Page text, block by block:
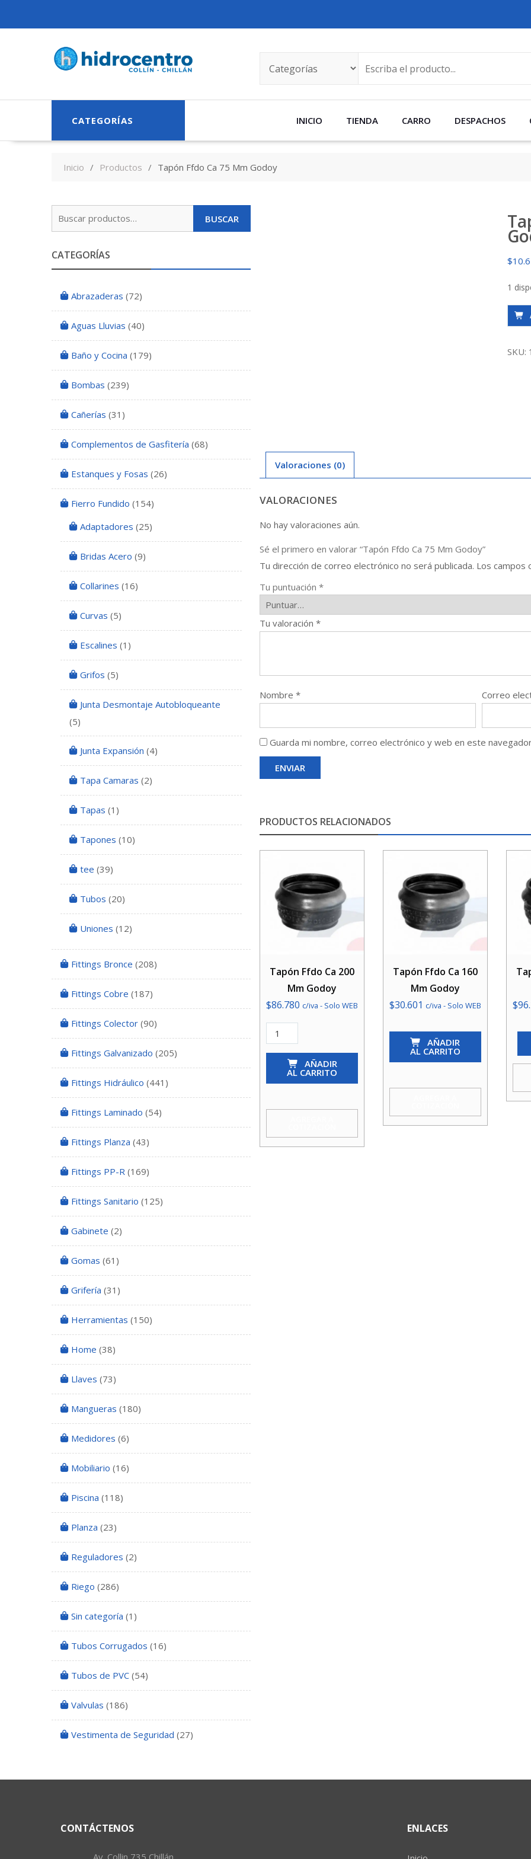
CATEGORÍAS INICIO TIENDA CARRO DESPACHOS
Inicio Productos Tapón Ffdo Ca 75 Mm Godoy
$
1
Ffdo
75
SKU:
Valoraciones (0)
VALORACIONES
No hay valoraciones aún.
Sé el primero en valorar “Tapón Ffdo Ca 75 Mm Godoy”
Tu dirección de correo electrónico no será publicada. Los campos
Tu puntuación *
Tu valoración *
Nombre * Correo
Guarda mi nombre, correo electrónico y web en este
PRODUCTOS RELACIONADOS
Tapón Ffdo Ca 200
Mm Godoy
$86.780 c/iva - Solo WEB
Tapón
Ffdo
Godoy
AÑADIR
AL CARRITO
Tapón Ffdo Ca 160
Mm Godoy
$30.601 c/iva - Solo WEB
Tapón
Ca
Godoy
AÑADIR
AL CARRITO
$
BUSCAR
CATEGORÍAS
Abrazaderas (72)
Aguas Lluvias (40)
Baño y Cocina (179)
Bombas (239)
Cañerías (31)
Complementos de Gasfitería (68)
Estanques y Fosas (26)
Fierro Fundido (154)
Adaptadores (25)
Bridas Acero (9)
Collarines (16)
Curvas (5)
Escalines (1)
Grifos (5)
Junta Desmontaje Autobloqueante
(5)
Junta Expansión (4)
Tapa Camaras (2)
Tapas (1)
Tapones (10)
tee (39)
Tubos (20)
Uniones (12)
Fittings Bronce (208)
Fittings Cobre (187)
Fittings Colector (90)
Fittings Galvanizado (205)
Fittings Hidráulico (441)
Fittings Laminado (54)
Fittings Planza (43)
Fittings PP-R (169)
Fittings Sanitario (125)
Gabinete (2)
Gomas (61)
Grifería (31)
Herramientas (150)
Home (38)
Llaves (73)
Mangueras (180)
Medidores (6)
Mobiliario (16)
Piscina (118)
Planza (23)
Reguladores (2)
Riego (286)
Sin categoría (1)
Tubos Corrugados (16)
Tubos de PVC (54)
Valvulas (186)
Vestimenta de Seguridad (27)
CONTÁCTENOS
Av. Collin 735 Chillán
ENLACES